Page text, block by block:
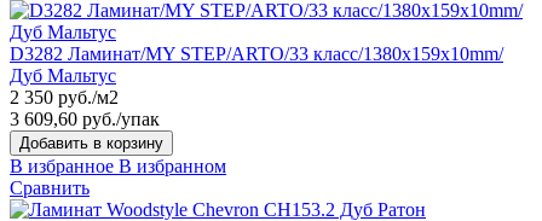
D3282 Ламинат/MY STEP/ARTO/33 класс/1380х159х10mm/
Дуб Мальтус
2 350 руб./м2
3 609,60 руб./упак
Добавить в корзину
В избранное В избранном
Сравнить